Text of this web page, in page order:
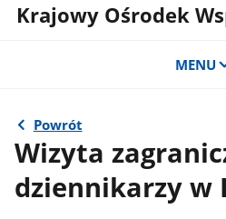
Krajowy Ośrodek
MENU
Powrót
Wizyta
dziennikarzy w